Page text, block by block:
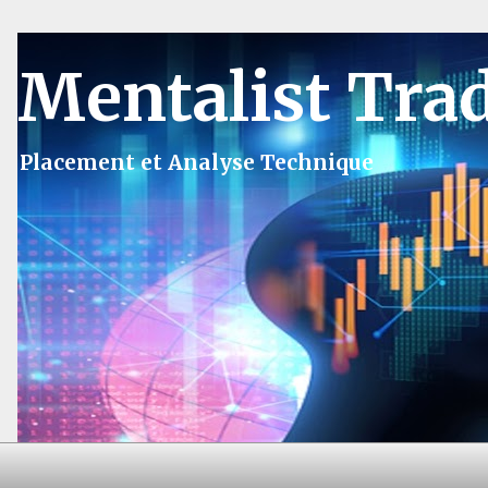
Mentalist
Placement et Analyse Technique